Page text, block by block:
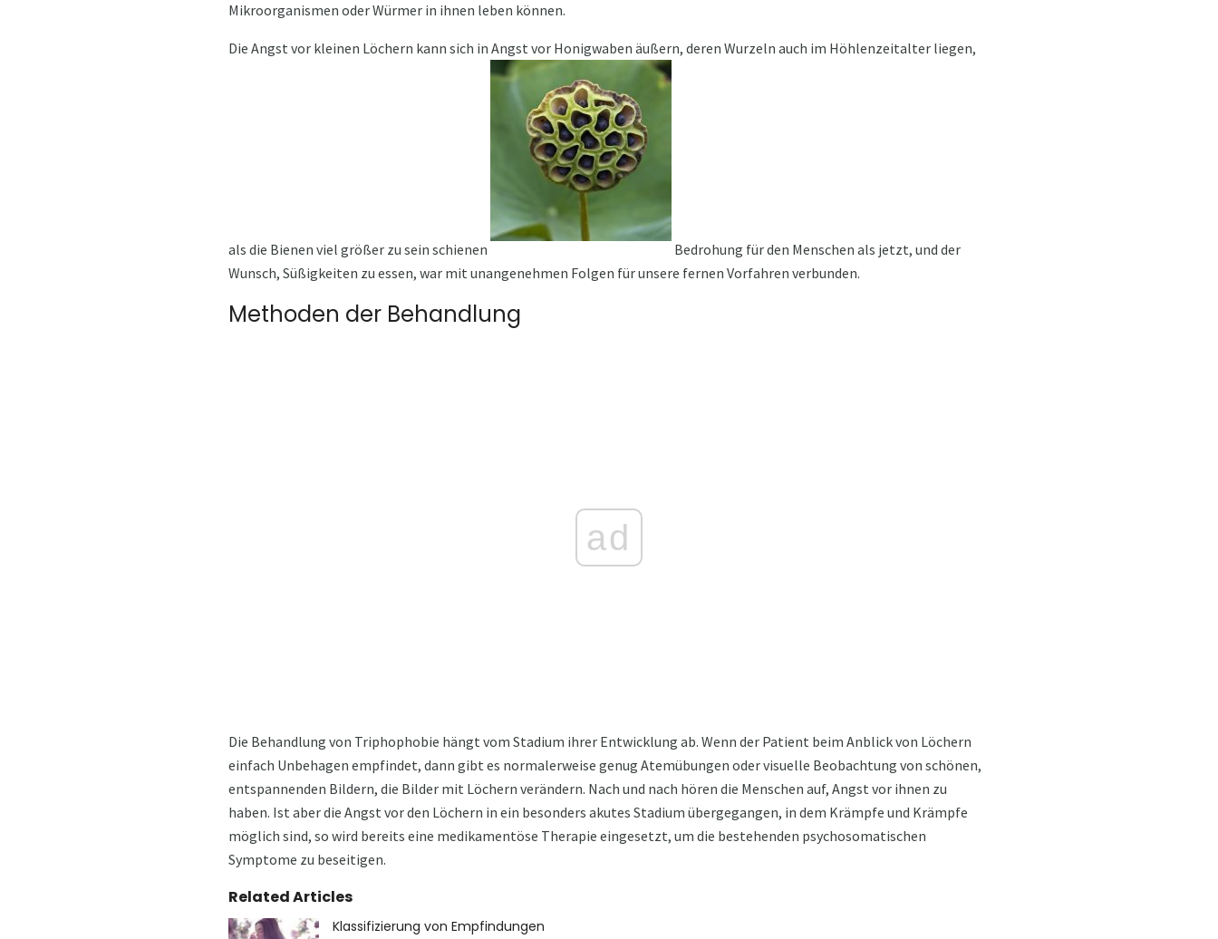
Mikroorganismen oder Würmer in ihnen leben können.
Die Angst vor kleinen Löchern kann sich in Angst vor Honigwaben äußern, deren Wurzeln auch im Höhlenzeitalter liegen,
als die Bienen viel größer zu sein schienen
Bedrohung für den Menschen als jetzt, und der
Wunsch, Süßigkeiten zu essen, war mit unangenehmen Folgen für unsere fernen Vorfahren verbunden.
Methoden der Behandlung
ad
Die Behandlung von Triphophobie hängt vom Stadium ihrer Entwicklung ab. Wenn der Patient beim Anblick von Löchern
einfach Unbehagen empfindet, dann gibt es normalerweise genug Atemübungen oder visuelle Beobachtung von schönen,
entspannenden Bildern, die Bilder mit Löchern verändern. Nach und nach hören die Menschen auf, Angst vor ihnen zu
haben. Ist aber die Angst vor den Löchern in ein besonders akutes Stadium übergegangen, in dem Krämpfe und Krämpfe
möglich sind, so wird bereits eine medikamentöse Therapie eingesetzt, um die bestehenden psychosomatischen
Symptome zu beseitigen.
Related Articles
Klassifizierung von Empfindungen